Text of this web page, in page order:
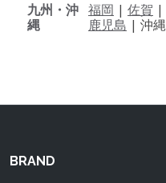
九州・沖
縄
福岡 | 佐賀 |
鹿児島 | 沖縄
BRAND